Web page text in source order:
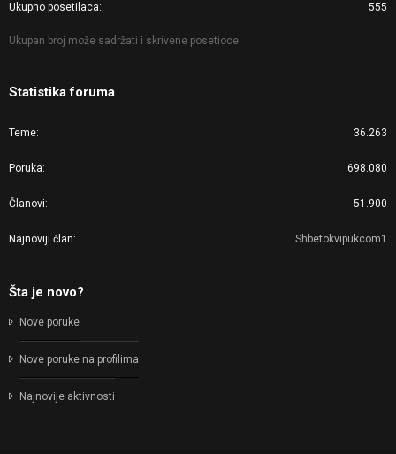
Ukupno posetilaca 555
Ukupan broj može sadržati i skrivene posetioce.
Statistika foruma
Teme 36.263
Poruka 698.080
Članovi 51.900
Najnoviji član Shbetokvipukcom1
Šta je novo?
Nove poruke
Nove poruke na profilima
Najnovije aktivnosti